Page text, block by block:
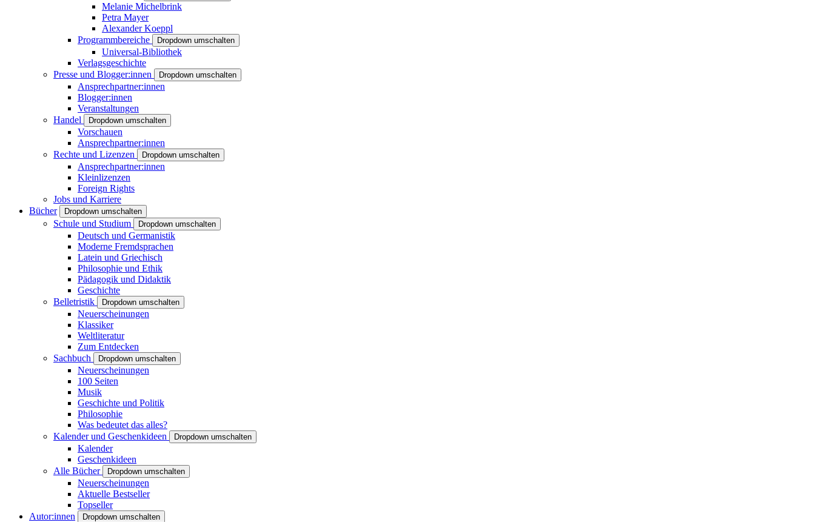
Melanie Michelbrink
Petra Mayer
Alexander Koeppl
Programmbereiche
Dropdown umschalten
Universal-Bibliothek
Verlagsgeschichte
Presse und Blogger:innen
Dropdown umschalten
Ansprechpartner:innen
Blogger:innen
Veranstaltungen
Handel
Dropdown umschalten
Vorschauen
Ansprechpartner:innen
Rechte und Lizenzen
Dropdown umschalten
Ansprechpartner:innen
Kleinlizenzen
Foreign Rights
Jobs und Karriere
Bücher
Dropdown umschalten
Schule und Studium Dropdown umschalten
Deutsch und Germanistik
Moderne Fremdsprachen
Latein und Griechisch
Philosophie und Ethik
Pädagogik und Didaktik
Geschichte
Belletristik
Dropdown umschalten
Neuerscheinungen
Klassiker
Weltliteratur
Zum Entdecken
Sachbuch
Dropdown umschalten
Neuerscheinungen
100 Seiten
Musik
Geschichte und Politik
Philosophie
Was bedeutet das alles?
Kalender und Geschenkideen
Dropdown umschalten
Kalender
Geschenkideen
Alle Bücher
Dropdown umschalten
Neuerscheinungen
Aktuelle Bestseller
Topseller
Autor:innen
Dropdown umschalten